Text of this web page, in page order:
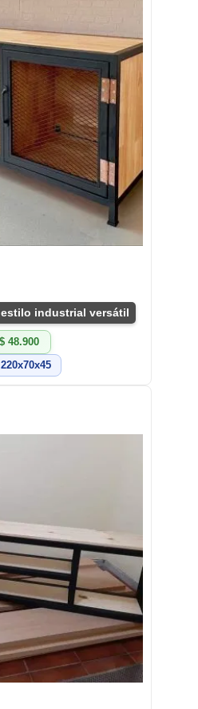
estilo industrial versátil
$ 48.900